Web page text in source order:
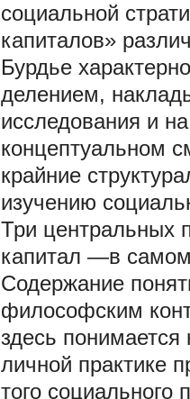
социальной
капиталов»
Бурдье
делением,
исследования и
концептуальном
крайние
изучению
Три центральных
капитал —в самом
Содержание
философским
здесь
личной практике
того социального